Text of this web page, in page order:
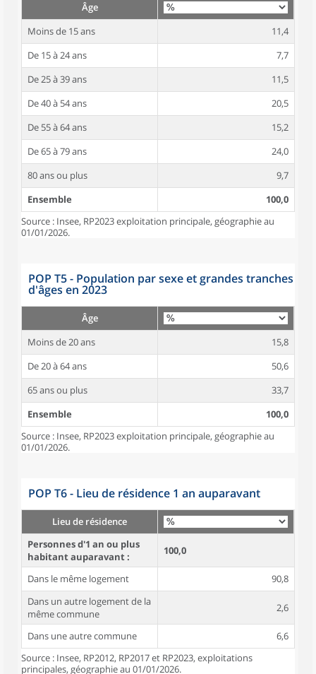
Âge
Moins de 15 ans
11,4
De 15 à 24 ans
7,7
De 25 à 39 ans
11,5
De 40 à 54 ans
20,5
De 55 à 64 ans
15,2
De 65 à 79 ans
24,0
80 ans ou plus
9,7
Ensemble
100,0
Source : Insee, RP2023 exploitation principale, géographie au
01/01/2026.
POP T5 - Population par sexe et grandes tranches
d'âges en 2023
Âge
Moins de 20 ans
15,8
De 20 à 64 ans
50,6
65 ans ou plus
33,7
Ensemble
100,0
Source : Insee, RP2023 exploitation principale, géographie au
01/01/2026.
POP T6 - Lieu de résidence 1 an auparavant
Lieu de résidence
Personnes d'1 an ou plus
habitant auparavant :
100,0
Dans le même logement
90,8
Dans un autre logement de la
même commune
2,6
Dans une autre commune
6,6
Source : Insee, RP2012, RP2017 et RP2023, exploitations
principales, géographie au 01/01/2026.